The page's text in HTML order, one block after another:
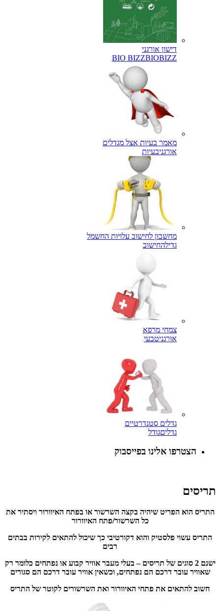
דישון אורגני
BIO BIZZBIOBIZZ
מאמר בעיות אצל מגדלים
אורגניבעיות
מחשבון לחישוב עלויות החשמל
גדילהחישוב
צמחי מרפא
אורגניטבעי
גדלים סטנדרטיים
גדליםגודל
הצטרפו אלינו בפייסבוק
תריסים
התריס הוא הפריט שיהיה בקצה השרשור או בפתח האיוורור ויסתיר את
כל השרשור/פתח האיוורור
התריס עשוי פלסטיק והוא דקורטיבי כך שיכול להתאים לקירות בבתים
רבים
ישנם 2 סוגים של תריסים – בעלי מעבר אוויר קבוע או נפתחים כלומר רק
שאוויר עובר דרכם הם נפתחים, וכשאין אוויר עובר דרכם הם סגורים
חשוב להתאים את פתחי האיוורור ואת השרשורים לקוטר של התריס